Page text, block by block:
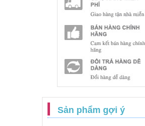
Sản phẩm gợi ý